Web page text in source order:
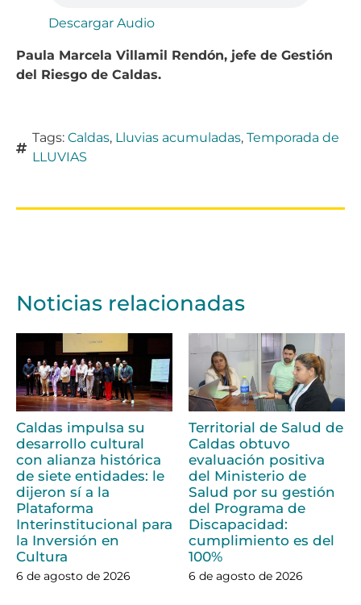
Descargar Audio
Paula Marcela Villamil Rendón, jefe de Gestión
del Riesgo de Caldas.
Tags: Caldas, Lluvias acumuladas, Temporada de
LLUVIAS
Noticias relacionadas
Caldas impulsa su
desarrollo cultural
con alianza histórica
de siete entidades: le
dijeron sí a la
Plataforma
Interinstitucional para
la Inversión en
Cultura
6 de agosto de 2026
Territorial de Salud de
Caldas obtuvo
evaluación positiva
del Ministerio de
Salud por su gestión
del Programa de
Discapacidad:
cumplimiento es del
100%
6 de agosto de 2026